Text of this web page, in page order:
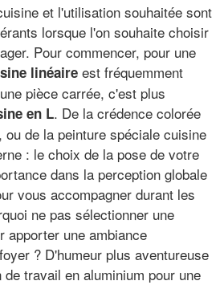
et l'utilisation souhaitée sont
lorsque l'on souhaite choisir
Pour commencer, pour une
linéaire est fréquemment
pièce carrée, c'est plus
en L. De la crédence colorée
ou de la peinture spéciale cuisine
: le choix de la pose de votre
dans la perception globale
vous accompagner durant les
ne pas sélectionner une
apporter une ambiance
? D'humeur plus aventureuse
travail en aluminium pour une